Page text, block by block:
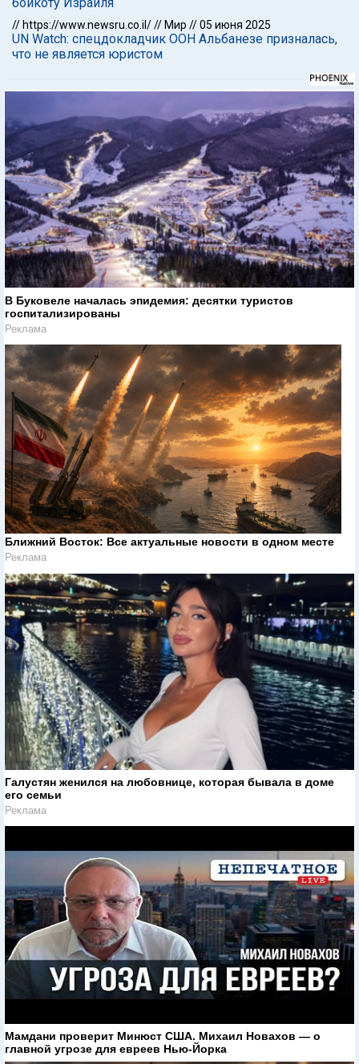
// https://www.newsru.co.il/// Мир //05 июня 2025
UN Watch: спецдокладчик ООН Альбанезе призналась,
что не является юристом
В Буковеле началась эпидемия: десятки туристов
госпитализированы
Реклама
Ближний Восток: Все актуальные новости в одном месте
Реклама
Галустян женился на любовнице, которая бывала в доме
его семьи
Реклама
Мамдани проверит Минюст США. Михаил Новахов — о
главной угрозе для евреев Нью-Йорка